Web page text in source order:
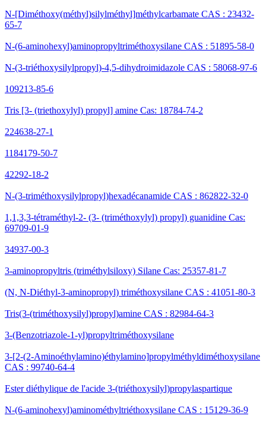
N-[Diméthoxy(méthyl)silylméthyl]méthylcarbamate CAS : 23432-
65-7
N-(6-aminohexyl)aminopropyltriméthoxysilane CAS : 51895-58-0
N-(3-triéthoxysilylpropyl)-4,5-dihydroimidazole CAS : 58068-97-6
109213-85-6
Tris [3- (triethoxylyl) propyl] amine Cas: 18784-74-2
224638-27-1
1184179-50-7
42292-18-2
N-(3-triméthoxysilylpropyl)hexadécanamide CAS : 862822-32-0
1,1,3,3-tétraméthyl-2- (3- (triméthoxylyl) propyl) guanidine Cas:
69709-01-9
34937-00-3
3-aminopropyltris (triméthylsiloxy) Silane Cas: 25357-81-7
(N, N-Diéthyl-3-aminopropyl) triméthoxysilane CAS : 41051-80-3
Tris(3-(triméthoxysilyl)propyl)amine CAS : 82984-64-3
3-(Benzotriazole-1-yl)propyltriméthoxysilane
3-[2-(2-Aminoéthylamino)éthylamino]propylméthyldiméthoxysilane
CAS : 99740-64-4
Ester diéthylique de l'acide 3-(triéthoxysilyl)propylaspartique
N-(6-aminohexyl)aminométhyltriéthoxysilane CAS : 15129-36-9